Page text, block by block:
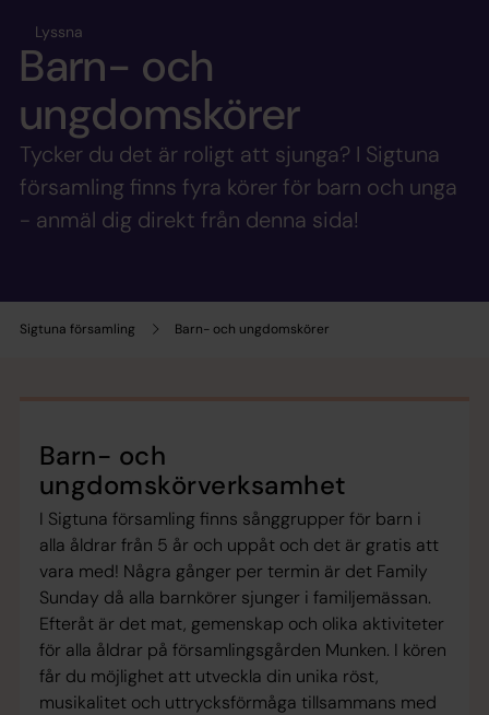
Sigtuna församling Barn- och ungdomskörer
Lyssna
Barn- och
ungdomskörer
Tycker du det är roligt att sjunga? I Sigtuna
församling finns fyra körer för barn och unga
- anmäl dig direkt från denna sida!
Barn- och
ungdomskörverksamhet
I Sigtuna församling finns sånggrupper för barn i
alla åldrar från 5 år och uppåt och det är gratis att
vara med! Några gånger per termin är det Family
Sunday då alla barnkörer sjunger i familjemässan.
Efteråt är det mat, gemenskap och olika aktiviteter
för alla åldrar på församlingsgården Munken. I kören
får du möjlighet att utveckla din unika röst,
musikalitet och uttrycksförmåga tillsammans med